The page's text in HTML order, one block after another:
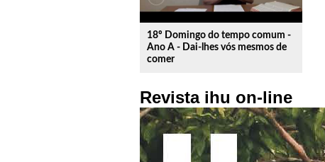
18º Domingo do tempo comum -
Ano A - Dai-lhes vós mesmos de
comer
Revista ihu on-line